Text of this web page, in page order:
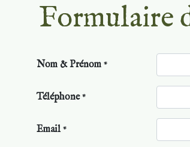
Formulaire
Nom & Prénom *
Téléphone *
Email *